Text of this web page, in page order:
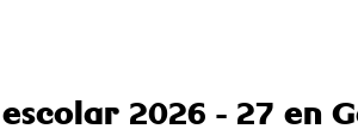
2026 - 27 en